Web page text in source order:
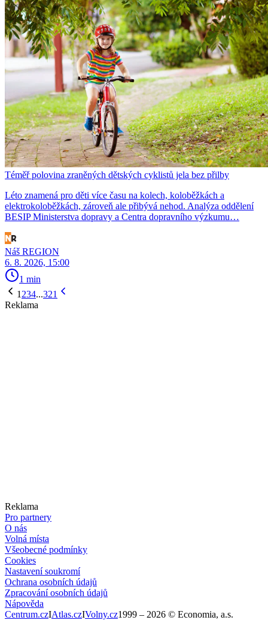
Téměř polovina zraněných dětských cyklistů jela bez přilby
Léto znamená pro děti více času na kolech, koloběžkách a
elektrokoloběžkách, zároveň ale přibývá nehod. Analýza oddělení
BESIP Ministerstva dopravy a Centra dopravního výzkumu…
Náš REGION
6. 8. 2026, 15:00
1 min
1 234...321
Reklama
Reklama
Pro partnery
O nás
Volná místa
Všeobecné podmínky
Cookies
Nastavení soukromí
Ochrana osobních údajů
Zpracování osobních údajů
Nápověda
Centrum.czIAtlas.czIVolny.cz1999 – 2026 © Economia, a.s.